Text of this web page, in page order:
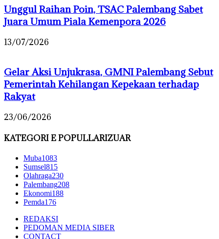
Unggul Raihan Poin, TSAC Palembang Sabet
Juara Umum Piala Kemenpora 2026
13/07/2026
Gelar Aksi Unjukrasa, GMNI Palembang Sebut
Pemerintah Kehilangan Kepekaan terhadap
Rakyat
23/06/2026
KATEGORI E POPULLARIZUAR
Muba1083
Sumsel815
Olahraga230
Palembang208
Ekonomi188
Pemda176
REDAKSI
PEDOMAN MEDIA SIBER
CONTACT